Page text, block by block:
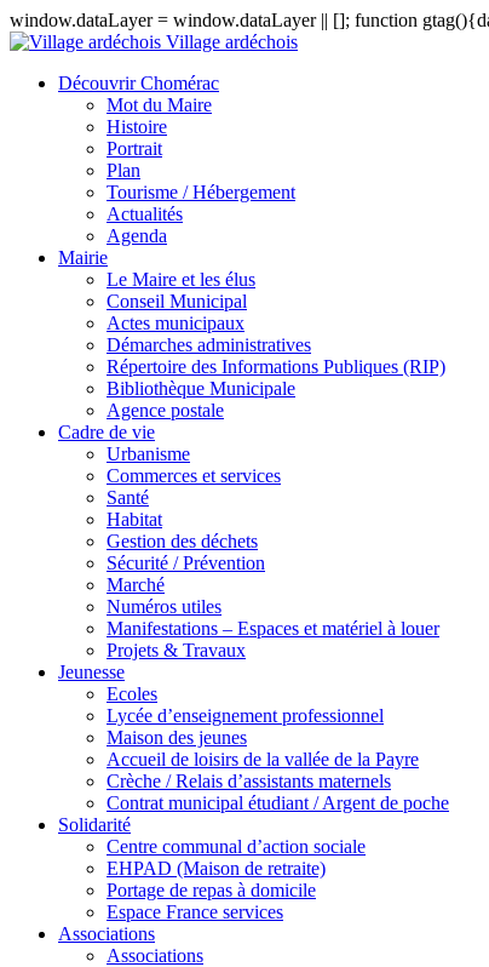
window.dataLayer = window.dataLayer || []; function
Village ardéchois
Découvrir Chomérac
Mot du Maire
Histoire
Portrait
Plan
Tourisme / Hébergement
Actualités
Agenda
Mairie
Le Maire et les élus
Conseil Municipal
Actes municipaux
Démarches administratives
Répertoire des Informations Publiques (RIP)
Bibliothèque Municipale
Agence postale
Cadre de vie
Urbanisme
Commerces et services
Santé
Habitat
Gestion des déchets
Sécurité / Prévention
Marché
Numéros utiles
Manifestations – Espaces et matériel à louer
Projets & Travaux
Jeunesse
Ecoles
Lycée d’enseignement professionnel
Maison des jeunes
Accueil de loisirs de la vallée de la Payre
Crèche / Relais d’assistants maternels
Contrat municipal étudiant / Argent de poche
Solidarité
Centre communal d’action sociale
EHPAD (Maison de retraite)
Portage de repas à domicile
Espace France services
Associations
Associations